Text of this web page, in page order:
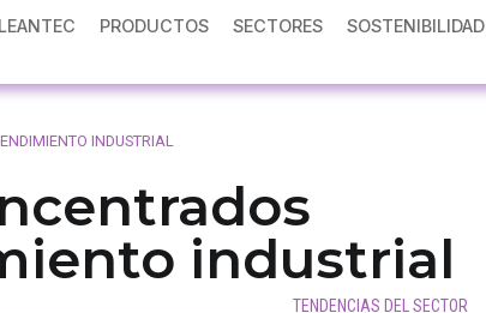
PRODUCTOS SECTORES SOSTENIBILIDAD
INDUSTRIAL
industrial
TENDENCIAS DEL SECTOR